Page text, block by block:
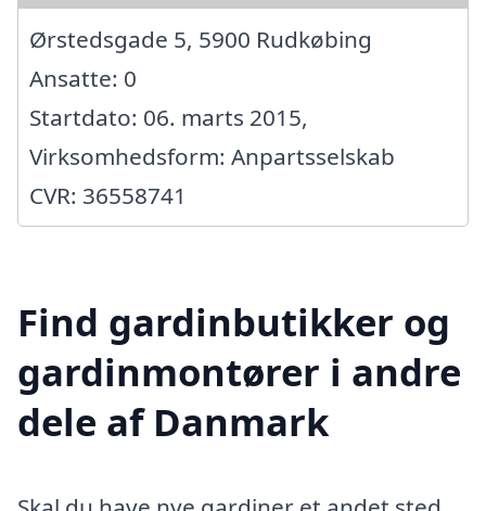
Ørstedsgade 5, 5900 Rudkøbing
Ansatte: 0
Startdato: 06. marts 2015,
Virksomhedsform: Anpartsselskab
CVR: 36558741
Find gardinbutikker og
gardinmontører i andre
dele af Danmark